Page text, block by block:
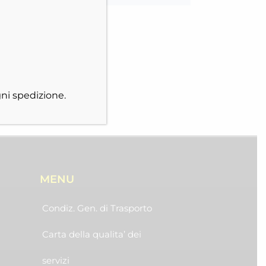
MENU
Condiz. Gen. di Trasporto
Carta della qualita’ dei
servizi
spedizione.